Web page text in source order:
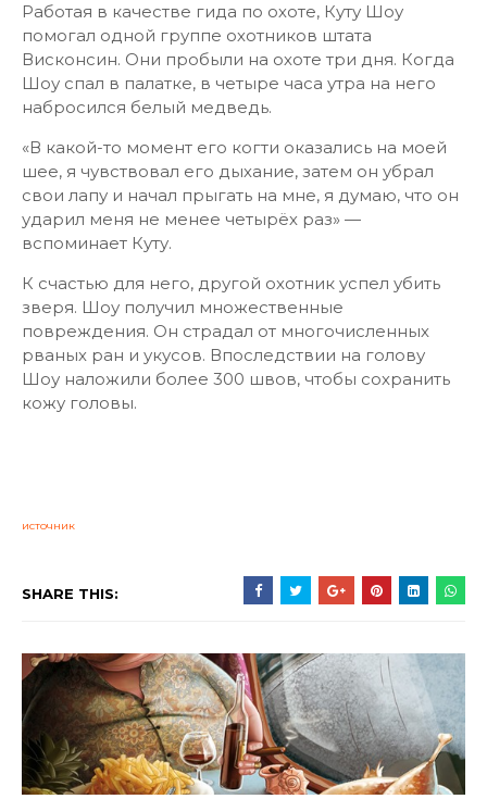
Работая в качестве гида по охоте, Куту Шоу
помогал одной группе охотников штата
Висконсин. Они пробыли на охоте три дня. Когда
Шоу спал в палатке, в четыре часа утра на него
набросился белый медведь.
«В какой-то момент его когти оказались на моей
шее, я чувствовал его дыхание, затем он убрал
свои лапу и начал прыгать на мне, я думаю, что он
ударил меня не менее четырёх раз» —
вспоминает Куту.
К счастью для него, другой охотник успел убить
зверя. Шоу получил множественные
повреждения. Он страдал от многочисленных
рваных ран и укусов. Впоследствии на голову
Шоу наложили более 300 швов, чтобы сохранить
кожу головы.
источник
SHARE THIS: